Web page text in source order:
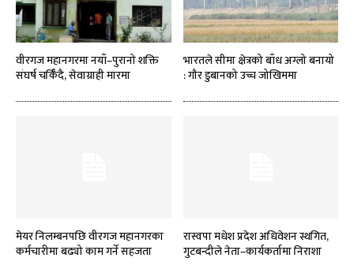
वीरगज महानगरमा नयाँ–पुरानो शक्ति
संघर्ष चर्किँदै, सेवाग्राही मारमा
भारतले सीमा क्षेत्रको बाँध अग्लो बनायो
: गौर डुबानको उच्च जोखिममा
मेयर निलम्बनपछि वीरगज महानगरका
कर्मचारीमा बढ्यो काम गर्ने सहजता
रास्वपा मधेश प्रदेश अधिवेशन स्थगित,
गुटबन्दीले नेता–कार्यकर्तामा निराशा